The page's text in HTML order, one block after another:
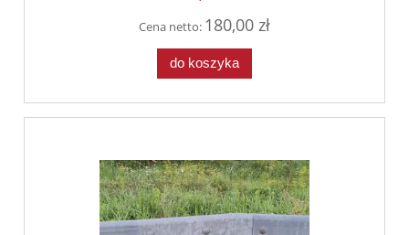
Cena netto: 180,00 zł
do koszyka